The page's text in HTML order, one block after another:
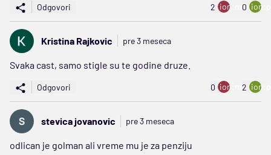
Odgovori 2 ion:minus
0
Kristina Rajkovic pre 3 meseca
Svaka cast, samo stigle su te godine druze.
Odgovori 0 ion:minus
2
stevica jovanovic pre 3 meseca
odlican je golman ali vreme mu je za penziju